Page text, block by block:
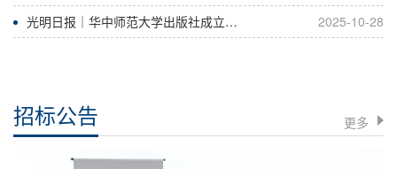
2025-10-28
光明日报｜华中师范大学出版社成立四十周年大会在汉举行
招标公告 更多